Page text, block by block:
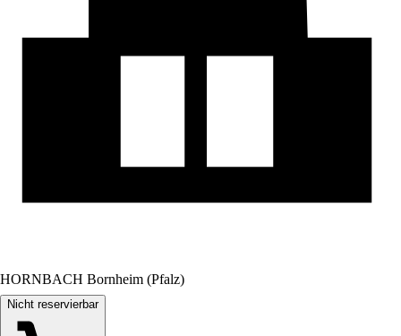
HORNBACH Bornheim (Pfalz)
Nicht reservierbar